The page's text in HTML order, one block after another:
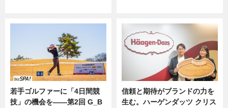
若手ゴルファーに「4日間競
技」の機会を——第2回 G_B
信頼と期待がブランドの力を
生む。ハーゲンダッツ クリス